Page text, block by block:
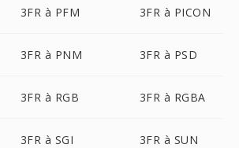
3FR à PFM 3FR à PICON
3FR à PNM 3FR à PSD
3FR à RGB 3FR à RGBA
3FR à SGI 3FR à SUN